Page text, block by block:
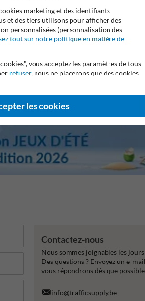
Stratifé anti-graffiti
Contactez-nous
Nous sommes joignables les
Des questions ? Envoyez un e-
vous répondrons dès que possible.
info@trafficsupply.be
marketing et des identifiants
et des tiers utilisons pour afficher des
personnalisées (personnalisation des
tout sur notre politique en matière de
vous acceptez les paramètres de tous
refuser, nous ne placerons que des cookies
les cookies